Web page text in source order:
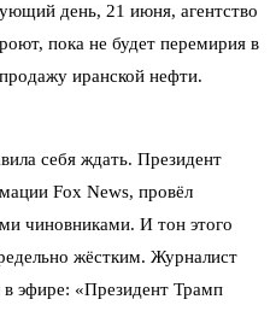
день, 21 июня, агентство
пока не будет перемирия в
иранской нефти.
себя ждать. Президент
Fox News, провёл
чиновниками. И тон этого
жёстким. Журналист
эфире: «Президент Трамп